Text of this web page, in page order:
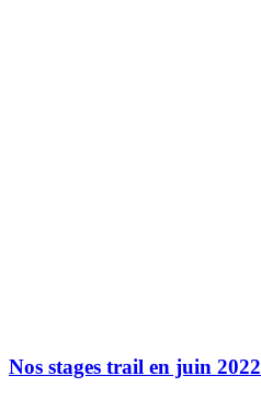
Nos stages trail en juin 2022